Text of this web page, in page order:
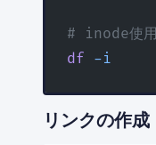
# inode使用
df -i
リンクの作成